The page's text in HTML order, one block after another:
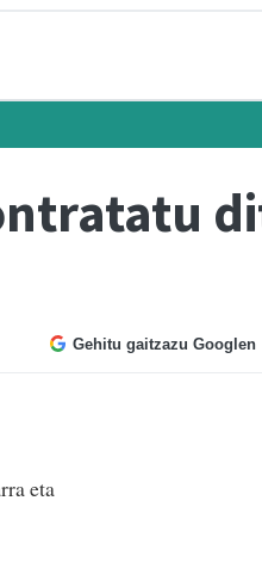
Gehitu gaitzazu Googlen
eta